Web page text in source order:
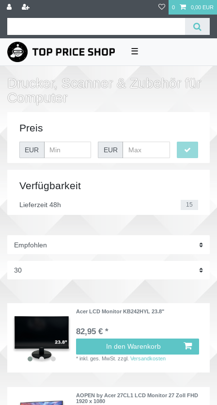
0 0,00 EUR
☰
Drucker, Scanner & Zubehör für
Computer
Preis
EUR EUR
Verfügbarkeit
Lieferzeit 48h 15
Acer LCD Monitor KB242HYL 23.8"
82,95 € *
In den Warenkorb
*inkl. ges. MwSt. zzgl.Versandkosten
AOPEN by Acer 27CL1 LCD Monitor 27 Zoll FHD
1920 x 1080